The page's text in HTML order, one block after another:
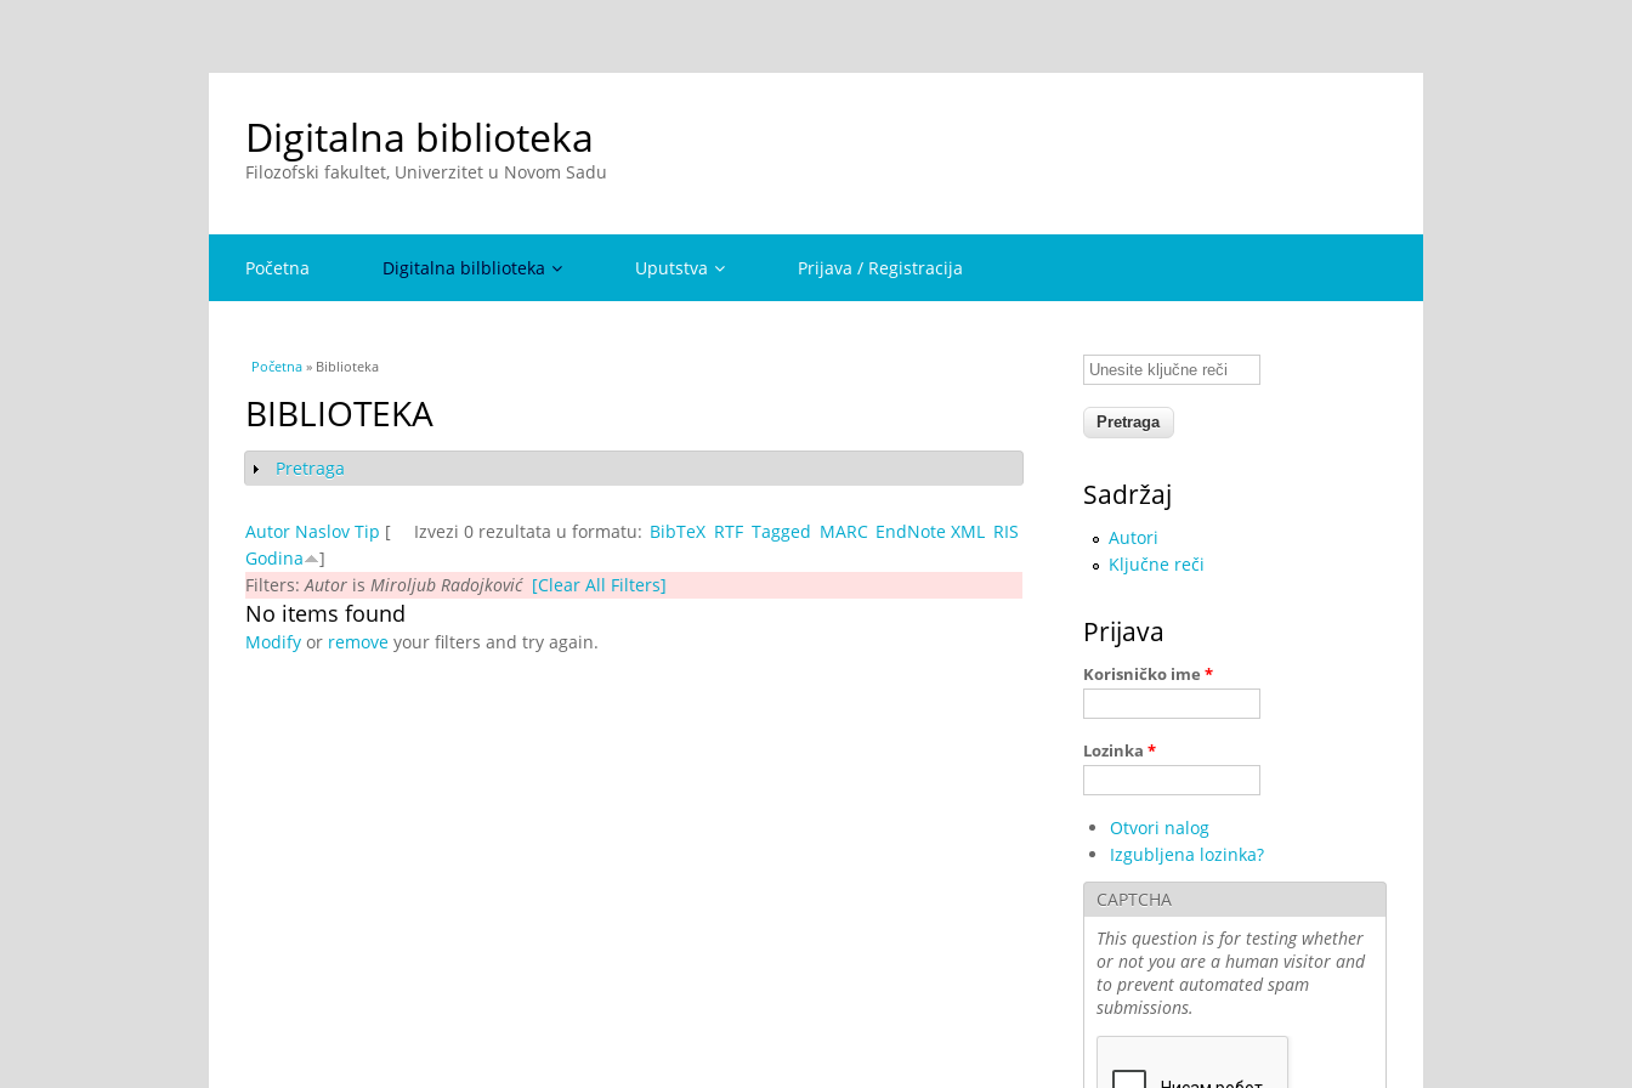
Digitalna biblioteka
Filozofski fakultet, Univerzitet u Novom Sadu
Početna Digitalna bilblioteka Uputstva Prijava / Registracija
You are here
Početna » Biblioteka
BIBLIOTEKA
Show
Pretraga
Izvezi 0 rezultata u formatu: BibTeX RTF Tagged MARC EndNote XML RIS
Autor Naslov Tip [
Godina
]
Filters: Autor is Miroljub Radojković [Clear All Filters]
No items found
Modify or remove your filters and try again.
Unesite ključne reči
Sadržaj
Autori
Ključne reči
Prijava
Korisničko ime *
Lozinka *
Otvori nalog
Izgubljena lozinka?
CAPTCHA
This question is for testing whether
or not you are a human visitor and
to prevent automated spam
submissions.